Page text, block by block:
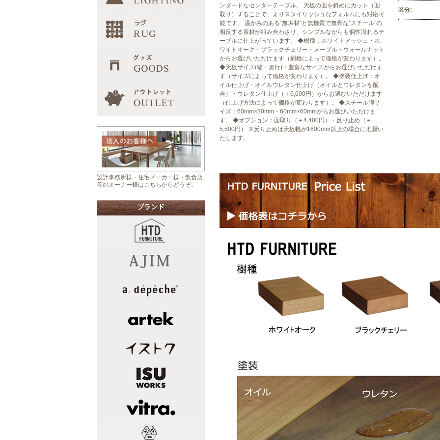
ンダードなセンターテーブル。 天板の面を斜めにカット（面
取り）することで、よりスタイリッシュなフォルムにも対応可
能です。 温かみのある”無垢材”と無機質で無骨な”スチール”の
相反する素材が組み合わさり、シンプルながらも個性溢れるテ
ーブルに仕上がっています。 ◆樹種：ホワイトアッシュ・ホ
ワイトオーク・ブラックチェリー・メープル・ウォールナット
からお選びいただけます（樹種によって価格が変わります）。
◆天板サイズ(幅・奥行)：豊富なサイズからお選びいただけま
す（サイズによって価格が変わります）。 ◆塗装仕上げ：オ
イル仕上げ・オイルウレタン仕上げ（オイルとウレタンを配
合）・ウレタン仕上げ（＋6,600円）からお選びいただけます
（仕上げ方法によって価格が変わります）。 ◆スチール脚サ
イズ：60mm×30mm・60mm×60mmからお選びいただけま
す。 ◆オプション：面取り（＋4,400円）・反り止め（＋
5,500円） ※反り止めは天板幅が1600mm以上の場合に推奨い
たします。
区分:
設計事務所様・住宅メーカー様・飲食店
等のオーナー様はこちらからどうぞ。
ブランド